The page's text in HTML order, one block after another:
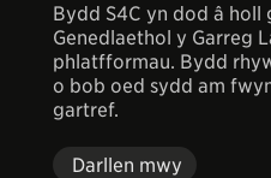
Bydd S4C yn dod â
Genedlaethol y Garreg
phlatfformau. Bydd
o bob oed sydd am
gartref.
Darllen mwy